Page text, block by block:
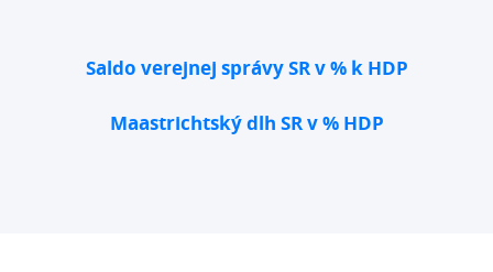
Saldo verejnej správy SR v % k HDP
Maastrichtský dlh SR v % HDP